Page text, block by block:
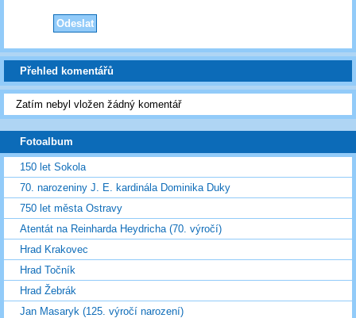
Přehled komentářů
Zatím nebyl vložen žádný komentář
Fotoalbum
150 let Sokola
70. narozeniny J. E. kardinála Dominika Duky
750 let města Ostravy
Atentát na Reinharda Heydricha (70. výročí)
Hrad Krakovec
Hrad Točník
Hrad Žebrák
Jan Masaryk (125. výročí narození)